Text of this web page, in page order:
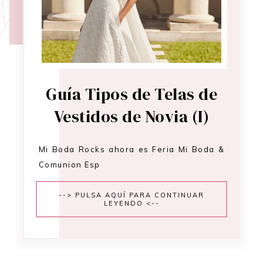
Guía Tipos de Telas de
Vestidos de Novia (I)
Mi Boda Rocks ahora es Feria Mi Boda &
Comunion Esp
--> PULSA AQUÍ PARA CONTINUAR
LEYENDO <--